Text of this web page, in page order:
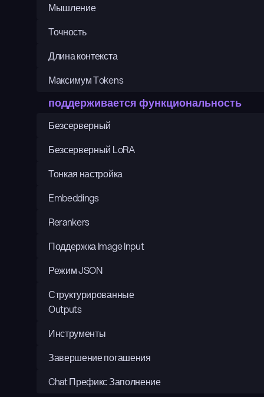
Мышление
Точность
Длина контекста
Максимум Tokens
поддерживается функциональность
Безсерверный
Безсерверный LoRA
Тонкая настройка
Embeddings
Rerankers
Поддержка Image Input
Режим JSON
Структурированные
Outputs
Инструменты
Завершение погашения
Chat Префикс Заполнение